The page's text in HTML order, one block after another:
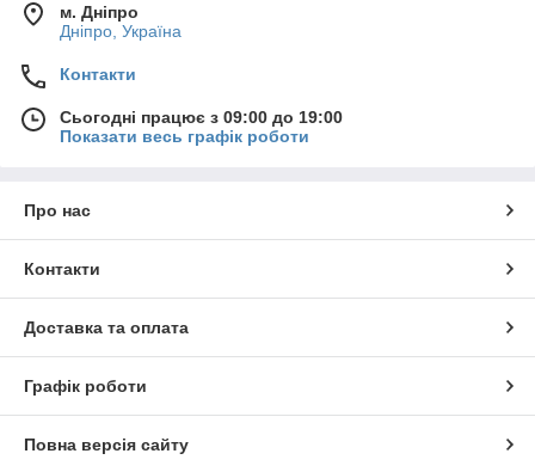
м. Дніпро
Дніпро, Україна
Контакти
Сьогодні працює з 09:00 до 19:00
Показати весь графік роботи
Про нас
Контакти
Доставка та оплата
Графік роботи
Повна версія сайту